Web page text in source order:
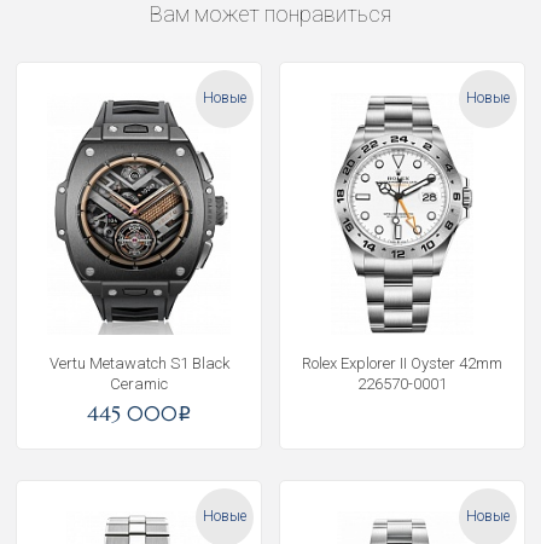
Вам может понравиться
Новые
Vertu Metawatch S1 Black
Ceramic
445 000i
Новые
Rolex Explorer II Oyster 42mm
226570-0001
Новые Новые